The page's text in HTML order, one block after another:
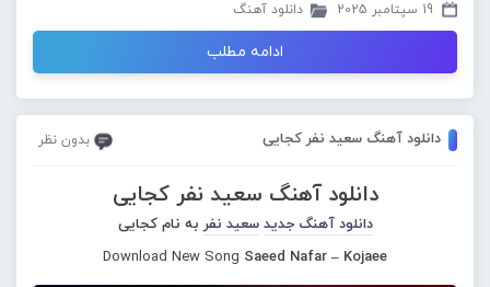
19 سپتامبر 2025 دانلود آهنگ
ادامه مطلب
دانلود آهنگ سعید نفر کجایی بدون نظر
دانلود آهنگ سعید نفر کجایی
دانلود آهنگ جدید سعید نفر به نام کجایی
Download New Song Saeed Nafar – Kojaee